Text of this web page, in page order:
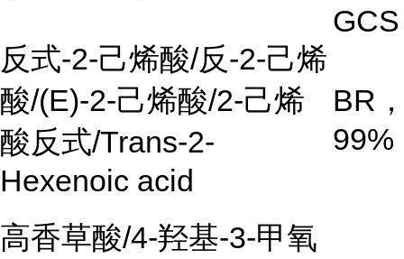
GCS
反式-2-己烯酸/反-2-己烯
酸/(E)-2-己烯酸/2-己烯
酸反式/Trans-2-
Hexenoic acid
BR
99%
高香草酸/4-羟基-3-甲氧